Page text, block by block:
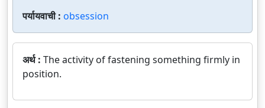
पर्यायवाची : obsession
अर्थ : The activity of fastening something firmly in
position.